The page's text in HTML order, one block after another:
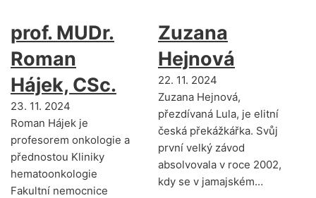
prof. MUDr.
Roman
Hájek, CSc.
23. 11. 2024
Roman Hájek je
profesorem onkologie a
přednostou Kliniky
hematoonkologie
Fakultní nemocnice
Zuzana
Hejnová
22. 11. 2024
Zuzana Hejnová,
přezdívaná Lula, je elitní
česká překážkářka. Svůj
první velký závod
absolvovala v roce 2002,
kdy se v jamajském…